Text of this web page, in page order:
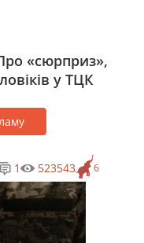
Про «сюрприз»,
у ТЦК
6
1 523543